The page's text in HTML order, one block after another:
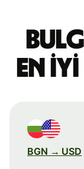
en
BGN → USD